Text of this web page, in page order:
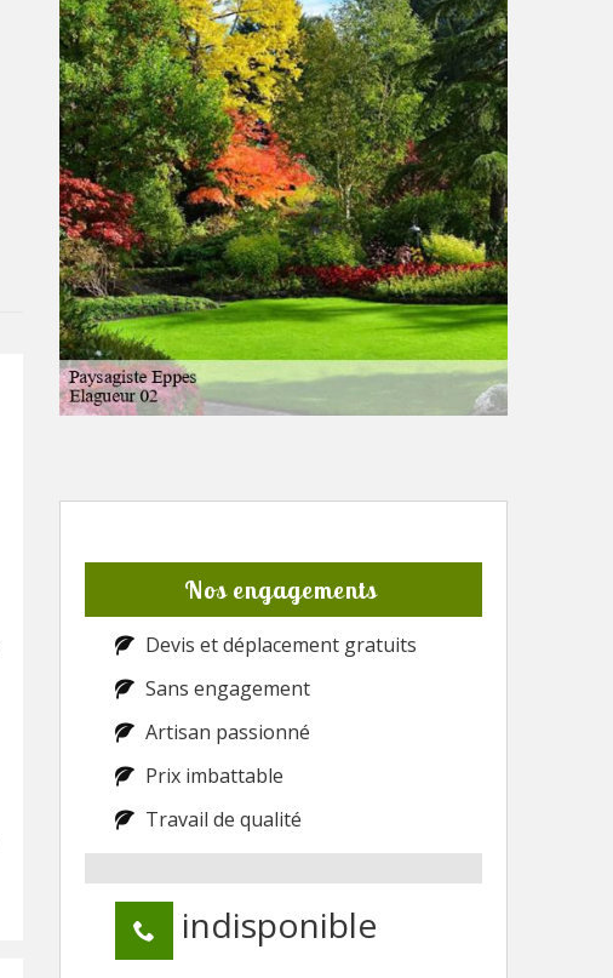
Nos engagements
Devis et déplacement gratuits
Sans engagement
Artisan passionné
Prix imbattable
Travail de qualité
indisponible